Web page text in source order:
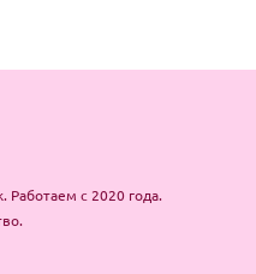
О-этиловая аскорбиновая
воздуха, чтобы маска плотно
Работаем с 2020 года.